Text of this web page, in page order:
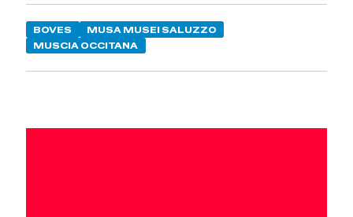
BOVES
MUSA MUSEI SALUZZO
MUSCIA OCCITANA